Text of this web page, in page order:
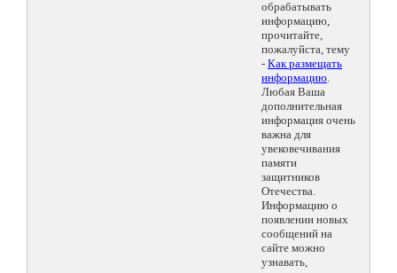
обрабатывать
информацию,
прочитайте,
пожалуйста, тему
- Как размещать
информацию.
Любая Ваша
дополнительная
информация очень
важна для
увековечивания
памяти
защитников
Отечества.
Информацию о
появлении новых
сообщений на
сайте можно
узнавать,